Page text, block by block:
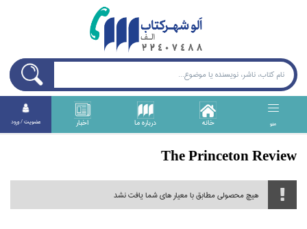
منو خانه درباره ما اخبار عضويت / ورود
The Princeton Review
هیچ محصولی مطابق با معیار های شما یافت نشد